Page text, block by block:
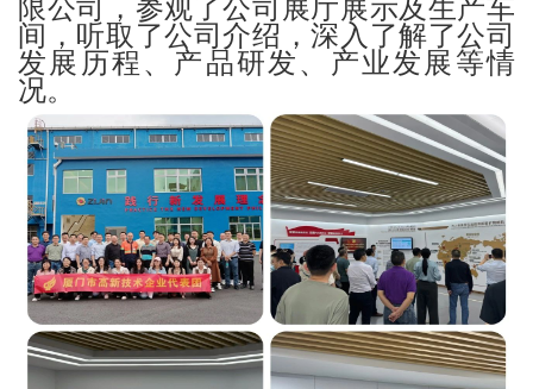
限公司，参观了公司展厅展示及生产车
间，听取了公司介绍，深入了解了公司
发展历程、产品研发、产业发展等情
况。